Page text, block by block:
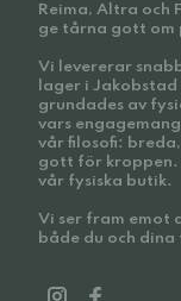
Reima, Altra och
ge tårna gott om
Vi levererar
lager i
grundades av
vars
vår filosofi:
gott för kroppen.
vår fysiska butik.
Vi ser fram emot
både du och